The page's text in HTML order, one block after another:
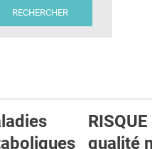
qualité